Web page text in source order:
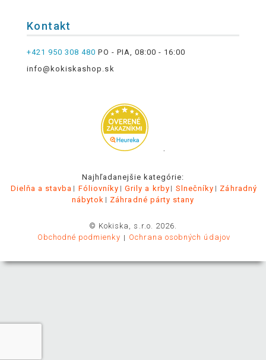
Kontakt
+421 950 308 480 PO - PIA, 08:00 - 16:00
info@kokiskashop.sk
.
Najhľadanejšie kategórie:
Dielňa a stavba
Fóliovníky Grily a krby Slnečníky
Záhradný
nábytok
Záhradné párty stany
© Kokiska, s.r.o. 2026.
Obchodné podmienky
Ochrana osobných údajov